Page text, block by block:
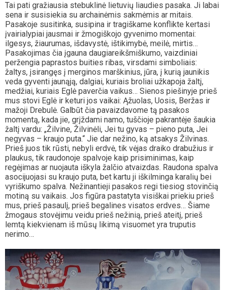
Tai pati gražiausia stebuklinė lietuvių liaudies pasaka. Ji labai
sena ir susisiekia su archainėmis sakmėmis ar mitais.
Pasakoje susitinka, susipina ir tragiškame konflikte kertasi
įvairialypiai jausmai ir žmogiškojo gyvenimo momentai:
ilgesys, žiaurumas, išdavystė, ištikimybė, meilė, mirtis…
Pasakojimas čia įgauna daugiareikšmiškumo, vaizdiniai
peržengia paprastos buities ribas, virsdami simboliais:
žaltys, įsirangęs į merginos marškinius, jūra, į kurią jaunikis
veda gyventi jaunąją, dalgiai, kuriais broliai užkapoja žaltį,
medžiai, kuriais Eglė paverčia vaikus… Sienos piešinyje prieš
mus stovi Eglė ir keturi jos vaikai: Ąžuolas, Uosis, Beržas ir
mažoji Drebulė. Galbūt čia pavaizdavome tą pasakos
momentą, kada jie, grįždami namo, tuščioje pakrantėje šaukia
žaltį vardu: „Žilvine, Žilvinėli, Jei tu gyvas – pieno puta, Jei
negyvas – kraujo puta.“ Jie dar nežino, ką atsakys Žilvinas.
Prieš juos tik rūsti, nebyli erdvė, tik vėjas draiko drabužius ir
plaukus, tik raudonoje spalvoje kaip prisiminimas, kaip
regėjimas ar nuojauta iškyla žalčio atvaizdas. Raudona spalva
asocijuojasi su kraujo puta, bet kartu ji iškilminga karalių bei
vyriškumo spalva. Nežinantieji pasakos regi tiesiog stovinčią
motiną su vaikais. Jos figūra pastatyta visiškai priekiu prieš
mus, prieš pasaulį, prieš begalines visatos erdves… Šiame
žmogaus stovėjimu veidu prieš nežinią, prieš ateitį, prieš
lemtą kiekvienam iš mūsų likimą visuomet yra truputis
nerimo…